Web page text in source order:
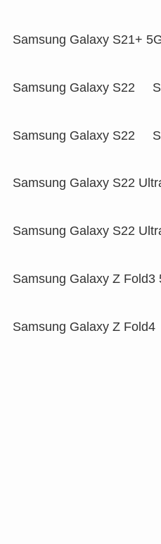
Samsung Galaxy
Samsung Galaxy S22
Samsung Galaxy S22
Samsung Galaxy S22
Samsung Galaxy S22
Samsung Galaxy Z
Samsung Galaxy Z